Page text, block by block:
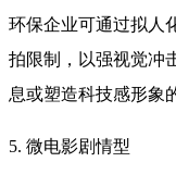
环保企业可通过拟人
拍限制，以强视觉冲
息或塑造科技感形象
5. 微电影剧情型